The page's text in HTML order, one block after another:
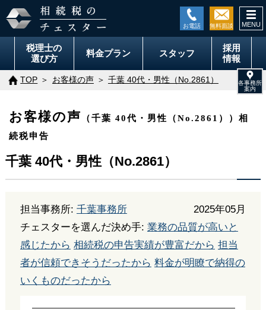
税理士の
選び方
料金プラン スタッフ
採用
情報
TOP お客様の声 千葉 40代・男性（No.2861）
お客様の声
（千葉 40代・男性（No.2861））相
続税申告
千葉 40代・男性（No.2861）
担当事務所: 千葉事務所
2025年05月
チェスターを選んだ決め手: 業務の品質が高いと
感じたから 相続税の申告実績が豊富だから 担当
者が信頼できそうだったから 料金が明瞭で納得の
いくものだったから